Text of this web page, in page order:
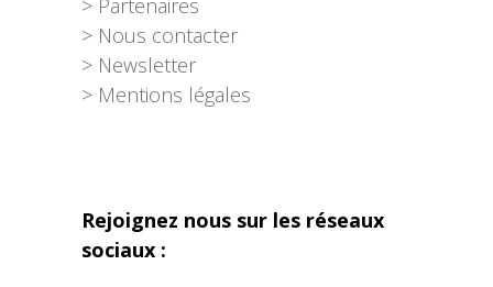
> Partenaires
> Nous contacter
> Newsletter
> Mentions légales
Rejoignez nous sur les réseaux
sociaux :